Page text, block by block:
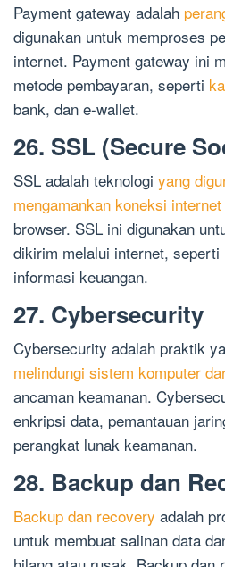
Payment gateway adalah
digunakan untuk memproses
internet. Payment gateway ini
metode pembayaran, seperti
bank, dan e-wallet.
26. SSL (Secure
SSL adalah teknologi yang
mengamankan koneksi
browser. SSL ini digunakan
dikirim melalui internet,
informasi keuangan.
27. Cybersecurity
Cybersecurity adalah praktik
melindungi sistem komputer
ancaman keamanan.
enkripsi data, pemantauan
perangkat lunak keamanan.
28. Backup dan
Backup dan recovery adalah
untuk membuat salinan data